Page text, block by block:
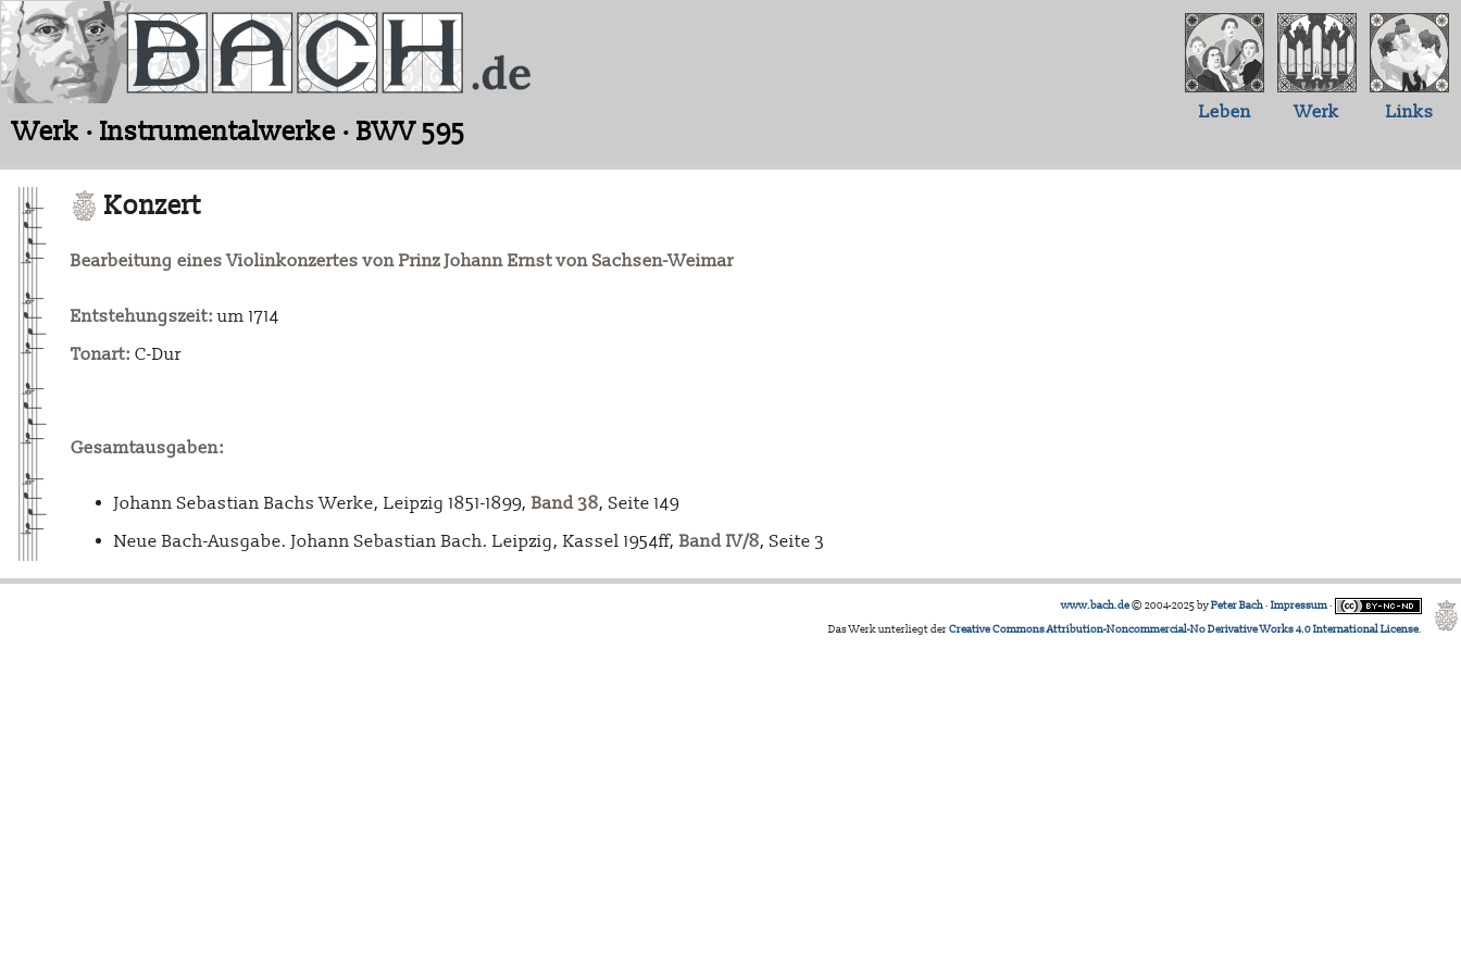
Werk · Instrumentalwerke · BWV 595
Leben Werk Links
Konzert
Bearbeitung eines Violinkonzertes von Prinz Johann Ernst von Sachsen-Weimar
Entstehungszeit: um 1714
Tonart: C-Dur
Gesamtausgaben:
Johann Sebastian Bachs Werke, Leipzig 1851-1899, Band 38, Seite 149
Neue Bach-Ausgabe. Johann Sebastian Bach. Leipzig, Kassel 1954ff, Band IV/8, Seite 3
www.bach.de© 2004-2025 byPeter Bach· Impressum·
Das Werk unterliegt derCreative Commons Attribution-Noncommercial-No Derivative Works 4.0 International License.